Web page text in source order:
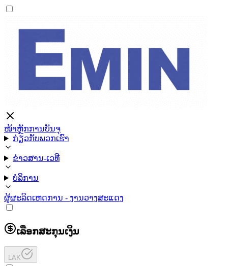
ໜ້າຫຼັກການບັນຈຸ
ກ່ຽວກັບພວກເຮົາ
ຂ່າວສານ-ເວທີ
ບໍລິການ
ຜູ້ຜະລິດເຫດການ - ງານວາງສະແດງ
ເລືອກສະກຸນເງິນ
LAK